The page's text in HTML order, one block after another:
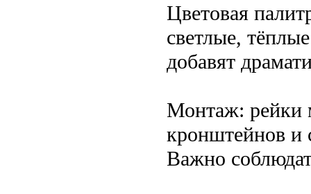
Цветовая
светлые,
добавят
Монтаж: рейки
кронштейнов и
Важно